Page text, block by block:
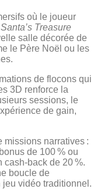
où le joueur
Santa’s Treasure
salle décorée de
le Père Noël ou les
de flocons qui
3D renforce la
sessions, le
de gain,
missions narratives :
de 100 % ou
de 20 %.
boucle de
jeu vidéo traditionnel.